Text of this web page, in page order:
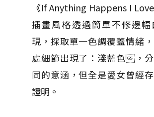
《If Anything Happens I
插畫風格透過簡單不修邊幅
現，採取單一色調覆蓋情緒
處細節出現了：淺藍色，
同的意涵，但全是愛女曾經
證明。